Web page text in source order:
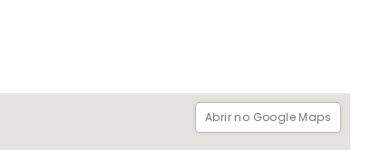
Abrir no Google Maps